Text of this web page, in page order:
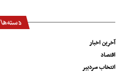
دسته‌ها
آخرین اخبار
اقتصاد
انتخاب سردبیر